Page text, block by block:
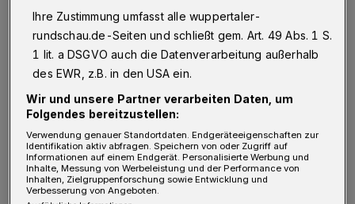
Čeferin.
Foto: Dirk Freund
Von Jörn Koldehoff
D er 56-Jährige traf im Innenraum dabei
Ihre Zustimmung umfasst alle wuppertaler-
rundschau.de-Seiten und schließt gem. Art. 49 Abs. 1 S.
1 lit. a DSGVO auch die Datenverarbeitung außerhalb
des EWR, z.B. in den USA ein.
Wir und unsere Partner verarbeiten Daten, um
Folgendes bereitzustellen:
Verwendung genauer Standortdaten. Endgeräteeigenschaften zur
Identifikation aktiv abfragen. Speichern von oder Zugriff auf
Informationen auf einem Endgerät. Personalisierte Werbung und
Inhalte, Messung von Werbeleistung und der Performance von
Inhalten, Zielgruppenforschung sowie Entwicklung und
Verbesserung von Angeboten.